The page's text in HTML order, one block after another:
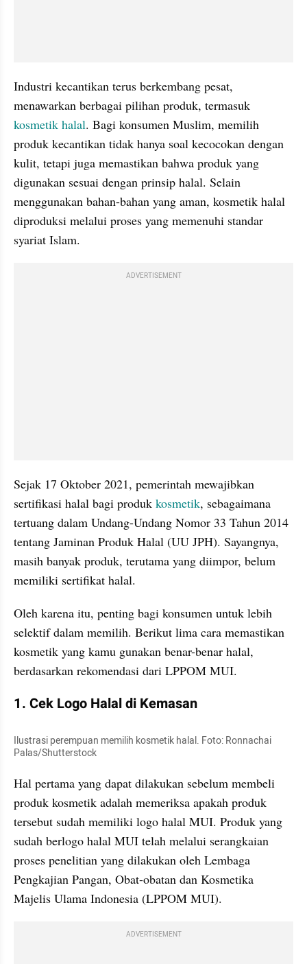
Industri kecantikan terus berkembang pesat,
kosmetik halal. Bagi konsumen Muslim, memilih
produk kecantikan tidak hanya soal kecocokan dengan
kulit, tetapi juga memastikan bahwa produk yang
digunakan sesuai dengan prinsip halal. Selain
menggunakan bahan-bahan yang aman, kosmetik halal
diproduksi melalui proses yang memenuhi standar
syariat Islam.
ADVERTISEMENT
Sejak 17 Oktober 2021, pemerintah mewajibkan
sertifikasi halal bagi produk kosmetik, sebagaimana
tertuang dalam Undang-Undang Nomor 33 Tahun 2014
tentang Jaminan Produk Halal (UU JPH). Sayangnya,
masih banyak produk, terutama yang diimpor, belum
memiliki sertifikat halal.
Oleh karena itu, penting bagi konsumen untuk lebih
selektif dalam memilih. Berikut lima cara memastikan
kosmetik yang kamu gunakan benar-benar halal,
berdasarkan rekomendasi dari LPPOM MUI.
1. Cek Logo Halal di Kemasan
Ilustrasi perempuan memilih kosmetik halal. Foto: Ronnachai
Palas/Shutterstock
Hal pertama yang dapat dilakukan sebelum membeli
produk kosmetik adalah memeriksa apakah produk
tersebut sudah memiliki logo halal MUI. Produk yang
sudah berlogo halal MUI telah melalui serangkaian
proses penelitian yang dilakukan oleh Lembaga
Pengkajian Pangan, Obat-obatan dan Kosmetika
Majelis Ulama Indonesia (LPPOM MUI).
ADVERTISEMENT